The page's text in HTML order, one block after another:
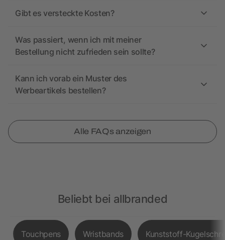
Gibt es versteckte Kosten?
Was passiert, wenn ich mit meiner
Bestellung nicht zufrieden sein sollte?
Kann ich vorab ein Muster des
Werbeartikels bestellen?
Alle FAQs anzeigen
Beliebt bei allbranded
Touchpens Wristbands Kunststoff-